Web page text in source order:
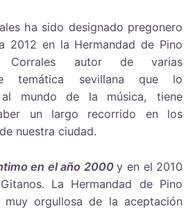
ha sido designado pregonero
2012 en la Hermandad de Pino
Corrales autor de varias
temática sevillana que lo
al mundo de la música, tiene
un largo recorrido en los
nuestra ciudad.
en el año 2000y en el 2010
La Hermandad de Pino
muy orgullosa de la aceptación